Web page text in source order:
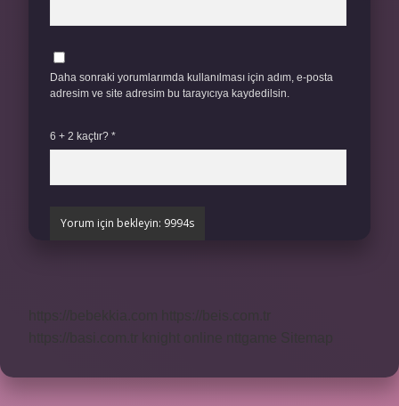
Daha sonraki yorumlarımda kullanılması için adım, e-posta
adresim ve site adresim bu tarayıcıya kaydedilsin.
6 + 2 kaçtır? *